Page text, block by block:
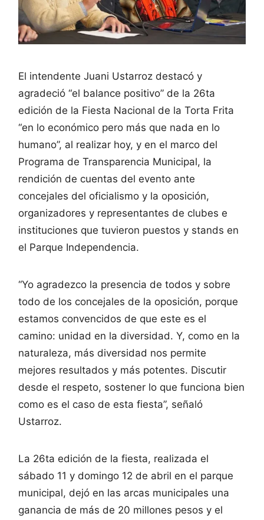
El intendente Juani Ustarroz destacó y
agradeció “el balance positivo” de la 26ta
edición de la Fiesta Nacional de la Torta Frita
“en lo económico pero más que nada en lo
humano”, al realizar hoy, y en el marco del
Programa de Transparencia Municipal, la
rendición de cuentas del evento ante
concejales del oficialismo y la oposición,
organizadores y representantes de clubes e
instituciones que tuvieron puestos y stands en
el Parque Independencia.
“Yo agradezco la presencia de todos y sobre
todo de los concejales de la oposición, porque
estamos convencidos de que este es el
camino: unidad en la diversidad. Y, como en la
naturaleza, más diversidad nos permite
mejores resultados y más potentes. Discutir
desde el respeto, sostener lo que funciona bien
como es el caso de esta fiesta”, señaló
Ustarroz.
La 26ta edición de la fiesta, realizada el
sábado 11 y domingo 12 de abril en el parque
municipal, dejó en las arcas municipales una
ganancia de más de 20 millones pesos y el